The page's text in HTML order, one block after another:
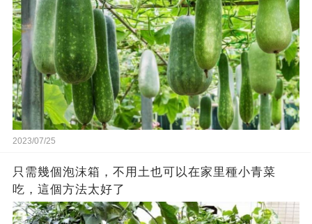
2023/07/25
只需幾個泡沫箱，不用土也可以在家里種小青菜
吃，這個方法太好了